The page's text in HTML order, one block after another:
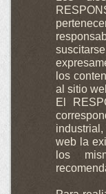
los
al sitio
El
web la
los